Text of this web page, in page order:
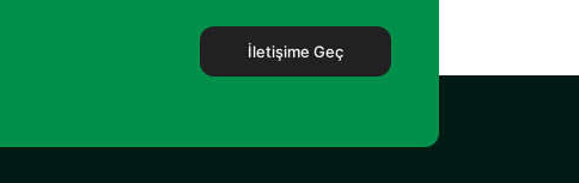
İletişime Geç